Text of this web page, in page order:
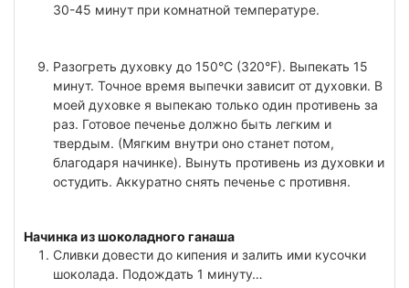
30-45 минут при комнатной температуре.
Разогреть духовку до 150°C (320°F). Выпекать 15
минут. Точное время выпечки зависит от духовки. В
моей духовке я выпекаю только один противень за
раз. Готовое печенье должно быть легким и
твердым. (Мягким внутри оно станет потом,
благодаря начинке). Вынуть противень из духовки и
остудить. Аккуратно снять печенье с противня.
Начинка из шоколадного ганаша
Сливки довести до кипения и залить ими кусочки
шоколада. Подождать 1 минуту…